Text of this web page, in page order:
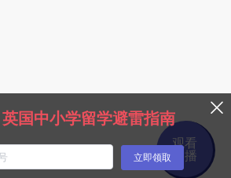
观看
回播
英国中小学留学避雷指南
立即领取